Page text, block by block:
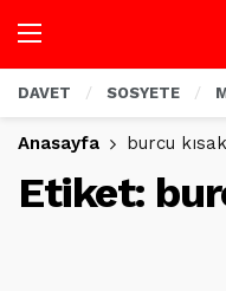
DAVET SOSYETE
Anasayfa burcu
Etiket: